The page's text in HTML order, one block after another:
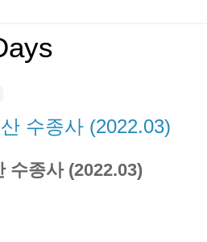
수종사 (2022.03)
수종사 (2022.03)